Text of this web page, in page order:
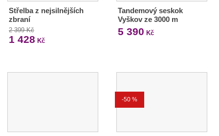
Střelba z nejsilnějších
zbraní
2 399 Kč
1 428 Kč
Tandemový seskok
Vyškov ze 3000 m
5 390 Kč
-50 %